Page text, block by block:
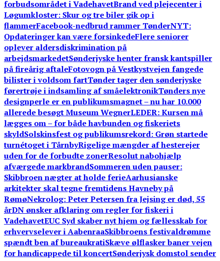
forbudsområdet i VadehavetBrand ved plejecenter i
Løgumkloster: Skur og tre biler gik op i
flammerFacebook-nedbrud rammer TønderNYT:
Opdateringer kan være forsinkedeFlere seniorer
oplever aldersdiskrimination på
arbejdsmarkedetSønderjyske henter fransk kantspiller
på fireårig aftaleFotovogn på Vestkystvejen fangede
bilister i voldsom fartTønder tager den sønderjyske
førertrøje i indsamling af småelektronikTønders nye
designperle er en publikumsmagnet – nu har 10.000
allerede besøgt Museum WegnerLEDER: Kursen må
lægges om – for både havbunden og fiskeriets
skyldSolskinsfest og publikumsrekord: Grøn startede
turnétoget i TårnbyRigelige mængder af hesterejer
uden for de forbudte zonerResolut nabohjælp
afværgede markbrandSommeren uden pauser:
Skibbroen nægter at holde ferieAarhusianske
arkitekter skal tegne fremtidens Havneby på
RømøNekrolog: Peter Petersen fra Jejsing er død, 55
årDN ønsker afklaring om regler for fiskeri i
VadehavetEUC Syd skaber nyt hjem og fællesskab for
erhvervselever i AabenraaSkibbroens festivaldrømme
spændt ben af bureaukratiSkæve ølflasker baner vejen
for handicappede til koncertSønderjysk domstol sender